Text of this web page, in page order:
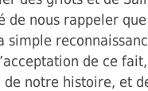
de nous rappeler
simple
de ce
de notre histoire, et